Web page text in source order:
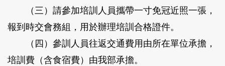
（三）請參加培訓人員攜帶一寸免冠近照一張，
報到時交會務組，用於辦理培訓合格證件。
（四）參訓人員往返交通費用由所在單位承擔，
培訓費（含食宿費）由我部承擔。